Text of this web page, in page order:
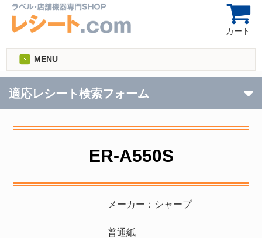
カート
MENU
適応レシート検索フォーム
ER-A550S
メーカー：シャープ
普通紙